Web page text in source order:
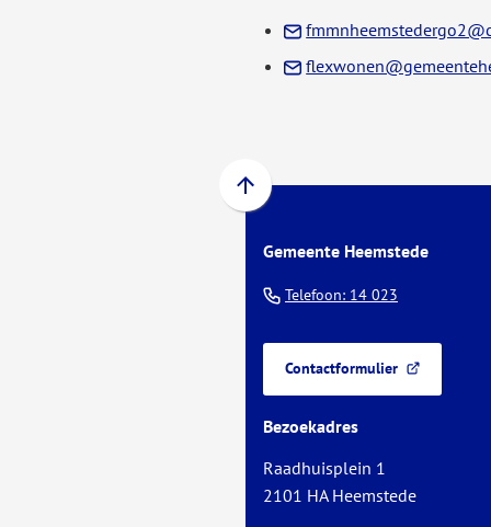
Scroll
boven
het
paginainhoud
Gemeente Heemstede
Telefoon: 14 023
een
Contactformulier
(Verwijst
een
website)
Bezoekadres
Raadhuisplein 1
2101 HA Heemstede